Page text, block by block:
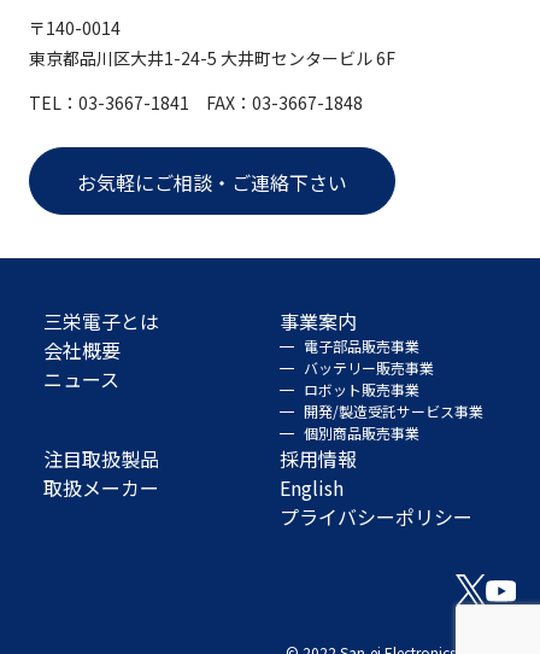
〒140-0014
東京都品川区大井1-24-5 大井町センタービル 6F
TEL：03-3667-1841 FAX：03-3667-1848
お気軽にご相談・ご連絡下さい
三栄電子とは
会社概要
ニュース
事業案内
電子部品販売事業
バッテリー販売事業
ロボット販売事業
開発/製造受託サービス事業
個別商品販売事業
注目取扱製品
取扱メーカー
採用情報
English
プライバシーポリシー